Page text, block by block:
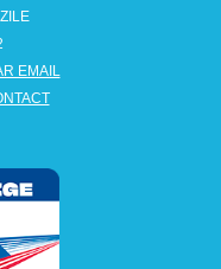
EMAIL